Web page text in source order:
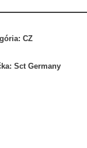
CZ
Sct Germany